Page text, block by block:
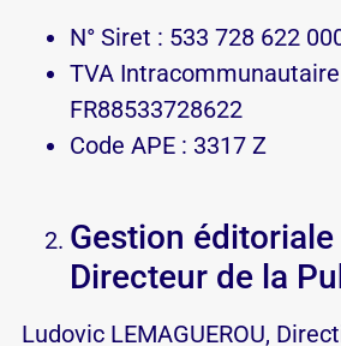
N° Siret : 533 728 622
TVA
FR88533728622
Code APE : 3317 Z
Gestion
Directeur de la
Ludovic LEMAGUEROU,